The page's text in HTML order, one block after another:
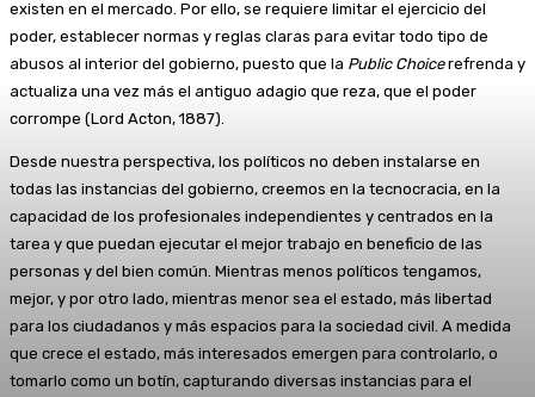
existen en el mercado. Por ello, se requiere limitar el ejercicio del
poder, establecer normas y reglas claras para evitar todo tipo de
abusos al interior del gobierno, puesto que la Public Choicerefrenda y
actualiza una vez más el antiguo adagio que reza, que el poder
corrompe (Lord Acton, 1887).
Desde nuestra perspectiva, los políticos no deben instalarse en
todas las instancias del gobierno, creemos en la tecnocracia, en la
capacidad de los profesionales independientes y centrados en la
tarea y que puedan ejecutar el mejor trabajo en beneficio de las
personas y del bien común. Mientras menos políticos tengamos,
mejor, y por otro lado, mientras menor sea el estado, más libertad
para los ciudadanos y más espacios para la sociedad civil. A medida
que crece el estado, más interesados emergen para controlarlo, o
tomarlo como un botín, capturando diversas instancias para el